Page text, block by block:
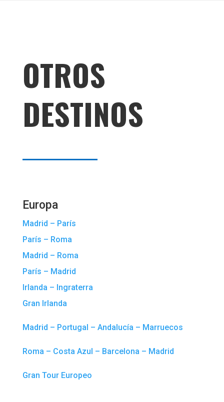
OTROS
DESTINOS
Europa
Madrid – París
París – Roma
Madrid – Roma
París – Madrid
Irlanda – Ingraterra
Gran Irlanda
Madrid – Portugal – Andalucía – Marruecos
Roma – Costa Azul – Barcelona – Madrid
Gran Tour Europeo